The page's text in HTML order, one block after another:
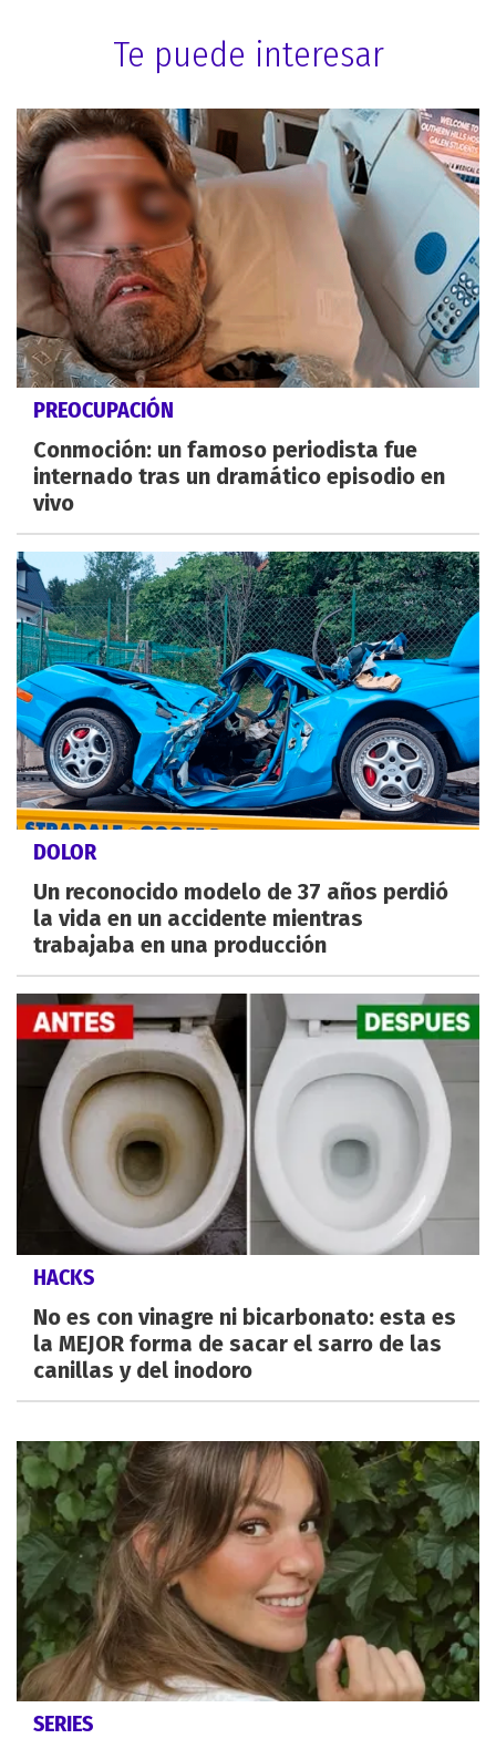
Te puede interesar
PREOCUPACIÓN
Conmoción: un famoso periodista fue
internado tras un dramático episodio en
vivo
DOLOR
Un reconocido modelo de 37 años perdió
la vida en un accidente mientras
trabajaba en una producción
HACKS
No es con vinagre ni bicarbonato: esta es
la MEJOR forma de sacar el sarro de las
canillas y del inodoro
SERIES